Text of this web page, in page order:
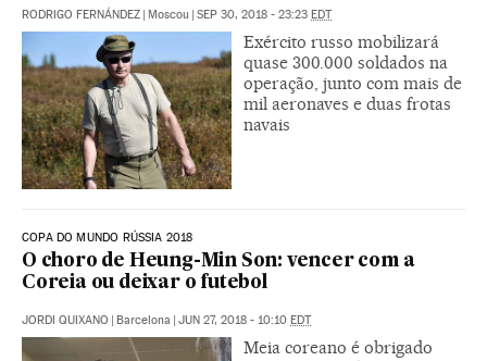
RODRIGO FERNÁNDEZ | Moscou | SEP 30, 2018 - 23:23 EDT
Exército russo mobilizará
quase 300.000 soldados na
operação, junto com mais de
mil aeronaves e duas frotas
navais
COPA DO MUNDO RÚSSIA 2018
O choro de Heung-Min Son: vencer com a
Coreia ou deixar o futebol
JORDI QUIXANO | Barcelona | JUN 27, 2018 - 10:10 EDT
Meia coreano é obrigado